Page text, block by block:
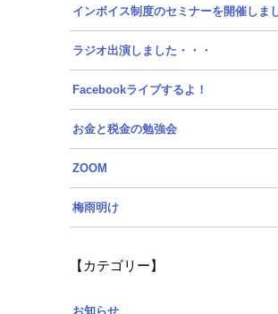
インボイス制度のセミナーを開催しま
ラジオ出演しました・・・
Facebookライブするよ！
お金と税金の勉強会
ZOOM
梅雨明け
【カテゴリー】